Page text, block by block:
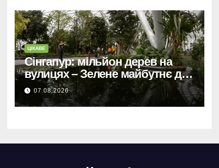
ЦІКАВЕ
Сінгапур: мільйон дерев на
вулицях – Зелене майбутнє для
міста-держави.
07.08.2026